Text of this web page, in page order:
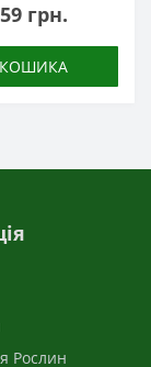
грн.
Рослин